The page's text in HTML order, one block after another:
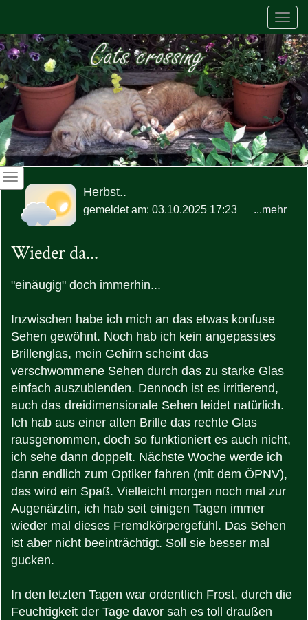
Herbst..
...mehr
gemeldet am: 03.10.2025 17:23
Wieder da...
"einäugig" doch immerhin...
Inzwischen habe ich mich an das etwas konfuse
Sehen gewöhnt. Noch hab ich kein angepasstes
Brillenglas, mein Gehirn scheint das
verschwommene Sehen durch das zu starke Glas
einfach auszublenden. Dennoch ist es irritierend,
auch das dreidimensionale Sehen leidet natürlich.
Ich hab aus einer alten Brille das rechte Glas
rausgenommen, doch so funktioniert es auch nicht,
ich sehe dann doppelt. Nächste Woche werde ich
dann endlich zum Optiker fahren (mit dem ÖPNV),
das wird ein Spaß. Vielleicht morgen noch mal zur
Augenärztin, ich hab seit einigen Tagen immer
wieder mal dieses Fremdkörpergefühl. Das Sehen
ist aber nicht beeinträchtigt. Soll sie besser mal
gucken.
In den letzten Tagen war ordentlich Frost, durch die
Feuchtigkeit der Tage davor sah es toll draußen